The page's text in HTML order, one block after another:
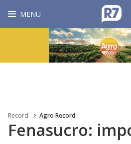
MENU
Record Agro Record
Fenasucro: